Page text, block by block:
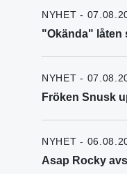
NYHET -
"Okända" låten
NYHET -
Fröken Snusk
NYHET -
Asap Rocky